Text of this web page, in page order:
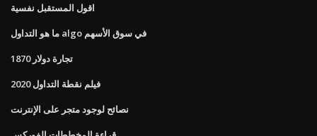
اقول المستقبل نفسية
ما هو التداول algo في سوق الأسهم
تجارة دولار 1870
فيلم نقطة التداول 2020
نصائح لوجود متجر على الإنترنت